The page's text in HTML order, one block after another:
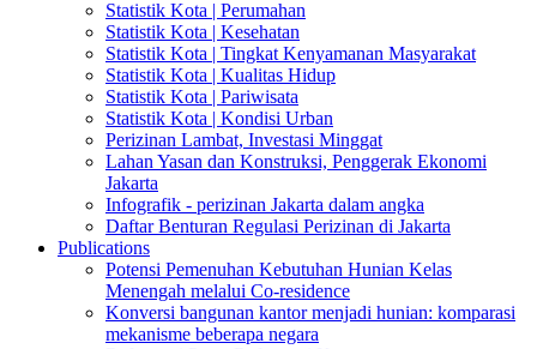
Statistik Kota | Perumahan
Statistik Kota | Kesehatan
Statistik Kota | Tingkat Kenyamanan Masyarakat
Statistik Kota | Kualitas Hidup
Statistik Kota | Pariwisata
Statistik Kota | Kondisi Urban
Perizinan Lambat, Investasi Minggat
Lahan Yasan dan Konstruksi, Penggerak Ekonomi
Jakarta
Infografik - perizinan Jakarta dalam angka
Daftar Benturan Regulasi Perizinan di Jakarta
Publications
Potensi Pemenuhan Kebutuhan Hunian Kelas
Menengah melalui Co-residence
Konversi bangunan kantor menjadi hunian: komparasi
mekanisme beberapa negara